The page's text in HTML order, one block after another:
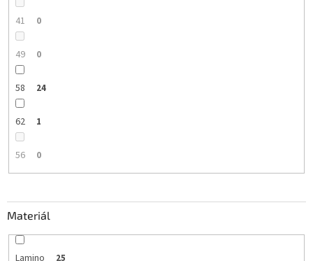
41 0
49 0
58 24
62 1
56 0
Materiál
25